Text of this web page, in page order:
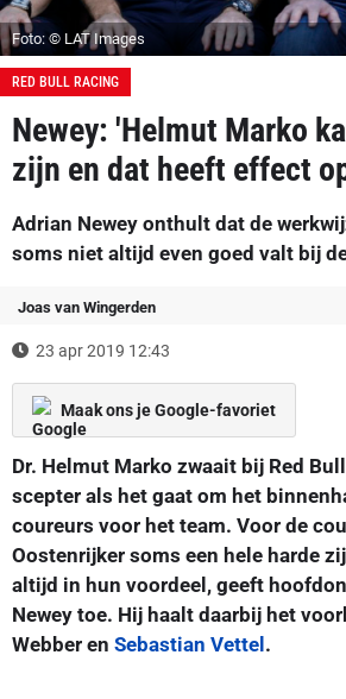
Foto: © LAT Images
RED BULL RACING
Newey: 'Helmut Marko
zijn en dat heeft effect
Adrian Newey onthult dat de
soms niet altijd even goed valt bij
Joas van Wingerden
23 apr 2019 12:43
Maak ons je Google-favoriet
Dr. Helmut Marko zwaait bij Red
scepter als het gaat om het
coureurs voor het team. Voor de
Oostenrijker soms een hele harde
altijd in hun voordeel, geeft
Newey toe. Hij haalt daarbij het
Webber en Sebastian Vettel.